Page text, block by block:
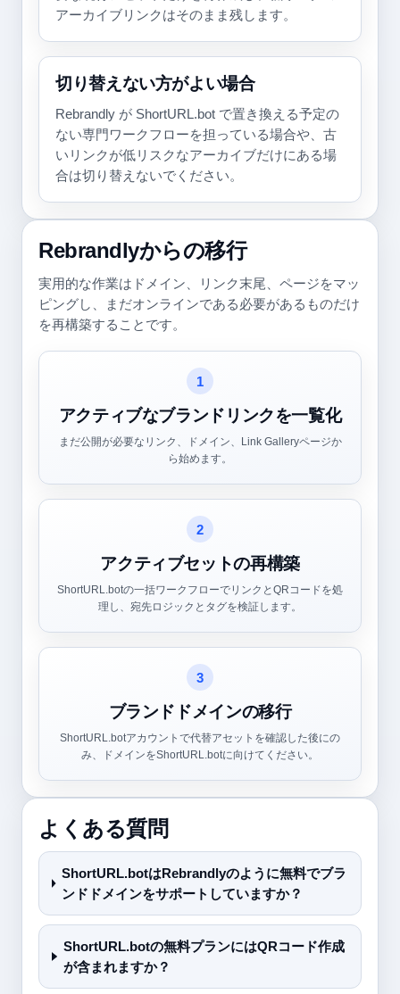
アーカイブリンクはそのまま残します。
切り替えない方がよい場合
Rebrandly が ShortURL.bot で置き換える予定の
ない専門ワークフローを担っている場合や、古
いリンクが低リスクなアーカイブだけにある場
合は切り替えないでください。
Rebrandlyからの移行
実用的な作業はドメイン、リンク末尾、ページをマッ
ピングし、まだオンラインである必要があるものだけ
を再構築することです。
1
アクティブなブランドリンクを一覧化
まだ公開が必要なリンク、ドメイン、Link Galleryページか
ら始めます。
2
アクティブセットの再構築
ShortURL.botの一括ワークフローでリンクとQRコードを処
理し、宛先ロジックとタグを検証します。
3
ブランドドメインの移行
ShortURL.botアカウントで代替アセットを確認した後にの
み、ドメインをShortURL.botに向けてください。
よくある質問
ShortURL.botはRebrandlyのように無料でブラ
ンドドメインをサポートしていますか？
ShortURL.botの無料プランにはQRコード作成
が含まれますか？